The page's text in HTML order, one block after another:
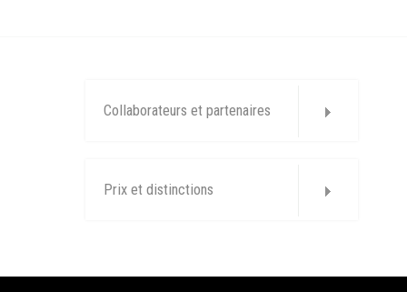
Collaborateurs et partenaires
Prix et distinctions